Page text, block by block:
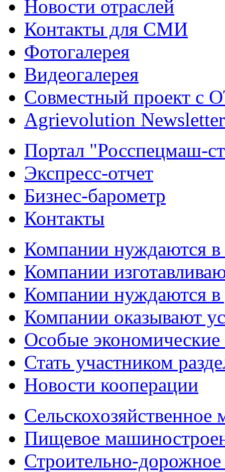
Новости отраслей
Контакты для СМИ
Фотогалерея
Видеогалерея
Совместный проект с
Agrievolution Newsletter
Портал "Росспецмаш-
Экспресс-отчет
Бизнес-барометр
Контакты
Компании нуждаются в
Компании
Компании нуждаются в
Компании оказывают
Особые
Стать участником
Новости кооперации
Пищевое
Строительно-